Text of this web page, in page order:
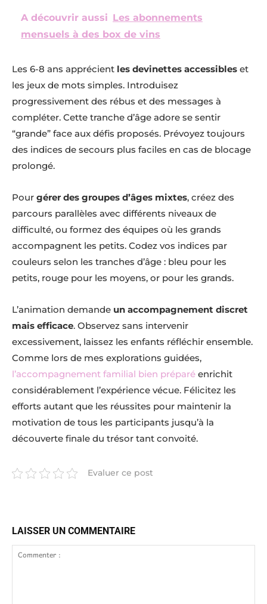
A découvrir aussi Les abonnements
mensuels à des box de vins
Les 6-8 ans apprécient les devinettes accessibles et
les jeux de mots simples. Introduisez
progressivement des rébus et des messages à
compléter. Cette tranche d’âge adore se sentir
“grande” face aux défis proposés. Prévoyez toujours
des indices de secours plus faciles en cas de blocage
prolongé.
Pour gérer des groupes d’âges mixtes, créez des
parcours parallèles avec différents niveaux de
difficulté, ou formez des équipes où les grands
accompagnent les petits. Codez vos indices par
couleurs selon les tranches d’âge : bleu pour les
petits, rouge pour les moyens, or pour les grands.
L’animation demande un accompagnement discret
mais efficace. Observez sans intervenir
excessivement, laissez les enfants réfléchir ensemble.
Comme lors de mes explorations guidées,
l’accompagnement familial bien préparé enrichit
considérablement l’expérience vécue. Félicitez les
efforts autant que les réussites pour maintenir la
motivation de tous les participants jusqu’à la
découverte finale du trésor tant convoité.
Evaluer ce post
LAISSER UN COMMENTAIRE